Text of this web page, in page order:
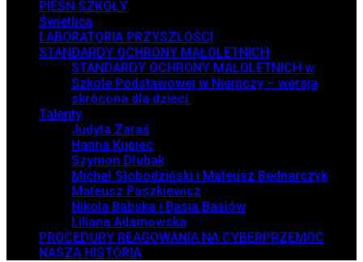
PIEŚŃ SZKOŁY
Świetlica
LABORATORIA PRZYSZŁOŚCI
STANDARDY OCHRONY MAŁOLETNICH
STANDARDY OCHRONY MAŁOLETNICH w
Szkole Podstawowej w Niemczy – wersja
skrócona dla dzieci.
Talenty
Judyta Zaraś
Hanna Kupiec
Szymon Dłubak
Michał Słobodziński i Mateusz Bednarczyk
Mateusz Paszkiewicz
Nikola Babska i Basia Basiów
Liliana Adamowska
PROCEDURY REAGOWANIA NA CYBERPRZEMOC
NASZA HISTORIA